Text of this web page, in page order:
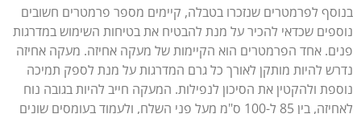
לפרמטרים שנזכרו בטבלה, קיימים מספר פרמטרים חשובים
שכדאי להכיר על מנת להבטיח את בטיחות השימוש במדרגות
אחד הפרמטרים הוא הקיימות של מעקה אחיזה. מעקה אחיזה
להיות מותקן לאורך כל גרם המדרגות על מנת לספק תמיכה
ולהקטין את הסיכון לנפילות. המעקה חייב להיות בגובה נוח
לאחיזה, בין 85 ל-100 ס"מ מעל פני השלח, ולעמוד בעומסים שונים